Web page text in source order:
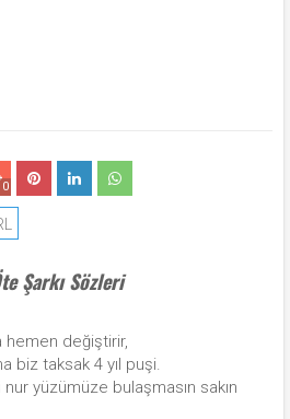
0
Şarkı Sözleri
hemen değiştirir,
biz taksak 4 yıl puşi.
yüzümüze bulaşmasın sakın